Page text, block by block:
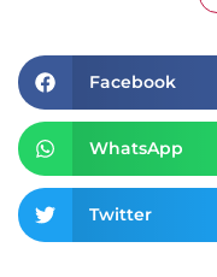
Facebook
WhatsApp
Twitter